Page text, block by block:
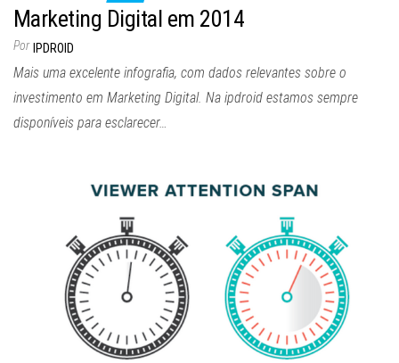
Marketing Digital em 2014
Por IPDROID
Mais uma excelente infografia, com dados relevantes sobre o
investimento em Marketing Digital. Na ipdroid estamos sempre
disponíveis para esclarecer…